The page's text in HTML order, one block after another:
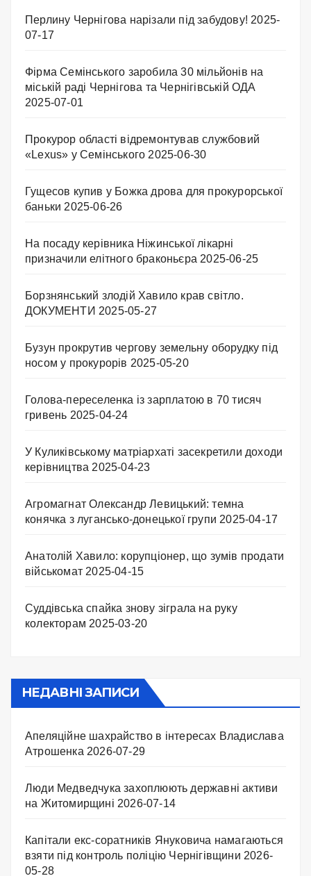
Перлину Чернігова нарізали під забудову! 2025-
07-17
Фірма Семінського заробила 30 мільйонів на
міській раді Чернігова та Чернігівській ОДА
2025-07-01
Прокурор області відремонтував службовий
«Lexus» у Семінського 2025-06-30
Гущесов купив у Божка дрова для прокурорської
баньки 2025-06-26
На посаду керівника Ніжинської лікарні
призначили елітного браконьєра 2025-06-25
Борзнянський злодій Хавило крав світло.
ДОКУМЕНТИ 2025-05-27
Бузун прокрутив чергову земельну оборудку під
носом у прокурорів 2025-05-20
Голова-переселенка із зарплатою в 70 тисяч
гривень 2025-04-24
У Куликівському матріархаті засекретили доходи
керівництва 2025-04-23
Агромагнат Олександр Левицький: темна
конячка з лугансько-донецької групи 2025-04-17
Анатолій Хавило: корупціонер, що зумів продати
військомат 2025-04-15
Суддівська спайка знову зіграла на руку
колекторам 2025-03-20
НЕДАВНІ ЗАПИСИ
Апеляційне шахрайство в інтересах Владислава
Атрошенка 2026-07-29
Люди Медведчука захоплюють державні активи
на Житомирщині 2026-07-14
Капітали екс-соратників Януковича намагаються
взяти під контроль поліцію Чернігівщини 2026-
05-28